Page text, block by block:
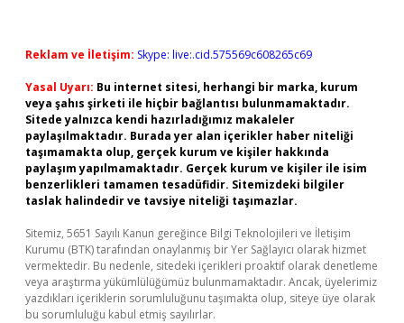
Reklam ve İletişim: Skype: live:.cid.575569c608265c69
Yasal Uyarı: Bu internet sitesi, herhangi bir marka, kurum
veya şahıs şirketi ile hiçbir bağlantısı bulunmamaktadır.
Sitede yalnızca kendi hazırladığımız makaleler
paylaşılmaktadır. Burada yer alan içerikler haber niteliği
taşımamakta olup, gerçek kurum ve kişiler hakkında
paylaşım yapılmamaktadır. Gerçek kurum ve kişiler ile isim
benzerlikleri tamamen tesadüfidir. Sitemizdeki bilgiler
taslak halindedir ve tavsiye niteliği taşımazlar.
Sitemiz, 5651 Sayılı Kanun gereğince Bilgi Teknolojileri ve İletişim
Kurumu (BTK) tarafından onaylanmış bir Yer Sağlayıcı olarak hizmet
vermektedir. Bu nedenle, sitedeki içerikleri proaktif olarak denetleme
veya araştırma yükümlülüğümüz bulunmamaktadır. Ancak, üyelerimiz
yazdıkları içeriklerin sorumluluğunu taşımakta olup, siteye üye olarak
bu sorumluluğu kabul etmiş sayılırlar.